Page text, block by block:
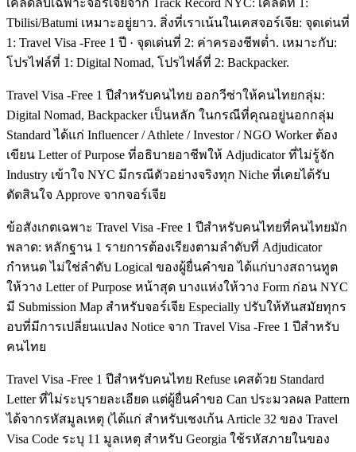
เคล็ดลับเฉพาะจอร์เจียจาก Track Record NYC: เคล็ดที่ 1:
Tbilisi/Batumi เหมาะอยู่ยาว. สิ่งที่เราเน้นในเคสจอร์เจีย: จุดเด่นที่
1: Travel Visa -Free 1 ปี · จุดเด่นที่ 2: ค่าครองชีพต่ำ. เหมาะกับ:
โปรไฟล์ที่ 1: Digital Nomad, โปรไฟล์ที่ 2: Backpacker.
Travel Visa -Free 1 ปีสำหรับคนไทย ออกวีซ่าให้คนไทยกลุ่ม:
Digital Nomad, Backpacker เป็นหลัก ในกรณีที่คุณอยู่นอกกลุ่ม
Standard ได้แก่ Influencer / Athlete / Investor / NGO Worker ต้อง
เขียน Letter of Purpose ที่อธิบายอาชีพให้ Adjudicator ที่ไม่รู้จัก
Industry เข้าใจ NYC มีกรณีตัวอย่างจริงทุก Niche ที่เคยได้รับ
ตัดสินใจ Approve จากจอร์เจีย
ข้อสังเกตเฉพาะ Travel Visa -Free 1 ปีสำหรับคนไทยที่คนไทยมัก
พลาด: หลักฐาน 1 รายการต้องเรียงตามลำดับที่ Adjudicator
กำหนด ไม่ใช่ลำดับ Logical ของผู้ยื่นคำขอ ได้แก่บางสถานทูต
ให้วาง Letter of Purpose หน้าสุด บางแห่งให้วาง Form ก่อน NYC
มี Submission Map สำหรับจอร์เจีย Especially ปรับให้ทันสมัยทุกร
อบที่มีการเปลี่ยนแปลง Notice จาก Travel Visa -Free 1 ปีสำหรับ
คนไทย
Travel Visa -Free 1 ปีสำหรับคนไทย Refuse เคสด้วย Standard
Letter ที่ไม่ระบุรายละเอียด แต่ผู้ยื่นคำขอ Can ประมวลผล Pattern
ได้จากรหัสมูลเหตุ (ได้แก่ สำหรับเชงเก้น Article 32 ของ Travel
Visa Code ระบุ 11 มูลเหตุ สำหรับ Georgia ใช้รหัสภายในของ